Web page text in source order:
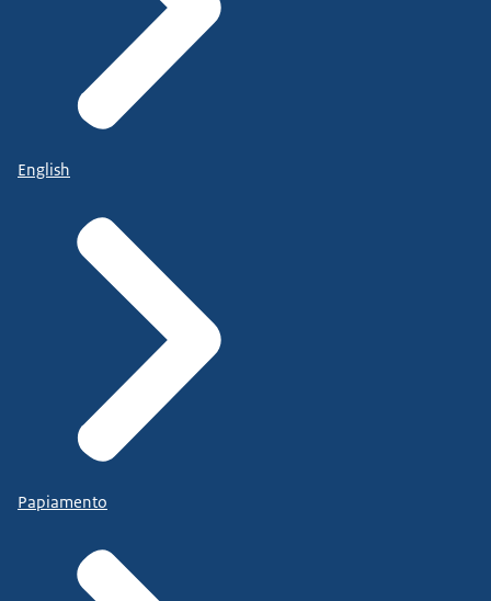
English
Papiamento